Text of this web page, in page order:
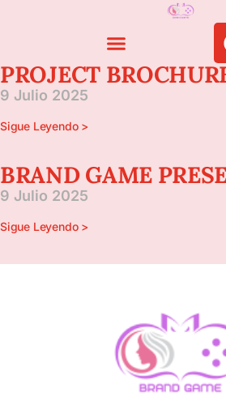
PROJECT
9 Julio 2025
Sigue Leyendo >
BRAND GAME
9 Julio 2025
Sigue Leyendo >